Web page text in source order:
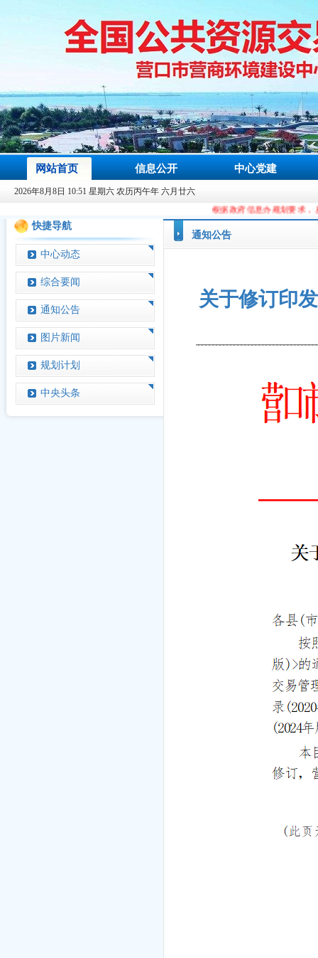
网站首页 信息公开 中心党建
2026年8月8日 10:51 星期六 农历丙午年 六月廿六
根据政府信息办规划要求，从2023年
快捷导航
中心动态
综合要闻
通知公告
图片新闻
规划计划
中央头条
通知公告
关于修订印